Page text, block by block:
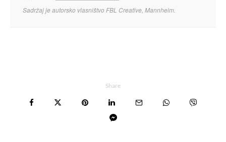
Sadržaj je autorsko vlasništvo FBL Creative, Mannheim.
Share